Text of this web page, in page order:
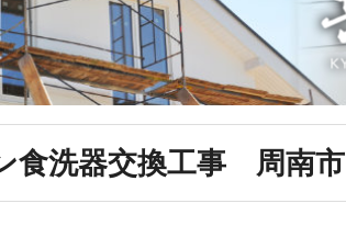
食洗器交換工事 周南市